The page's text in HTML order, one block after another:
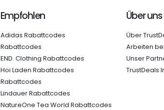
Empfohlen
Adidas Rabattcodes
Rabattcodes
END. Clothing Rabattcodes
Hoi Laden Rabattcodes
Rabattcodes
Lindauer Rabattcodes
NatureOne Tea World Rabattcodes
Über uns
Über
Arbeiten
Unser
TrustDeals